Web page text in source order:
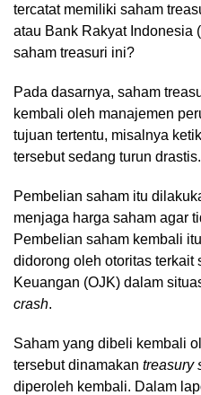
tercatat memiliki saham
atau Bank Rakyat Indonesia
saham treasuri ini?
Pada dasarnya, saham
kembali oleh manajemen
tujuan tertentu, misalnya
tersebut sedang turun drastis.
Pembelian saham itu
menjaga harga saham agar
Pembelian saham kembali
didorong oleh otoritas terkait
Keuangan (OJK) dalam
crash.
Saham yang dibeli kembali
tersebut dinamakan treasury
diperoleh kembali. Dalam